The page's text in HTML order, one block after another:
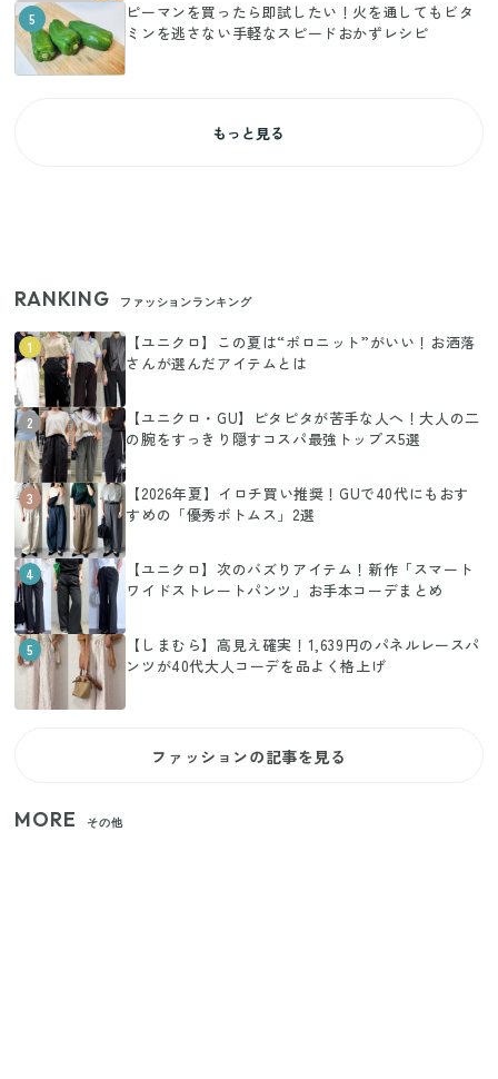
5
ピーマンを買ったら即試したい！火を通してもビタ
ミンを逃さない手軽なスピードおかずレシピ
もっと見る
RANKING ファッションランキング
1
【ユニクロ】この夏は“ポロニット”がいい！お洒落
さんが選んだアイテムとは
2
【ユニクロ・GU】ピタピタが苦手な人へ！大人の二
の腕をすっきり隠すコスパ最強トップス5選
3
【2026年夏】イロチ買い推奨！GUで40代にもおす
すめの「優秀ボトムス」2選
4
【ユニクロ】次のバズりアイテム！新作「スマート
ワイドストレートパンツ」お手本コーデまとめ
5
【しまむら】高見え確実！1,639円のパネルレースパ
ンツが40代大人コーデを品よく格上げ
ファッションの記事を見る
MORE その他